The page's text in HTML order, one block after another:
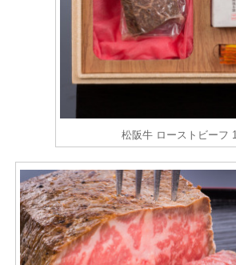
松阪牛 ローストビーフ 1